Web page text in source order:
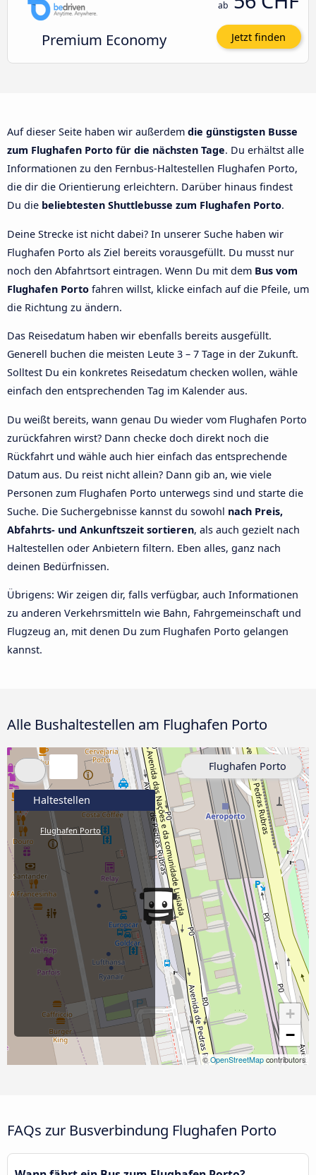
Premium Economy
ab
Jetzt finden
Auf dieser Seite haben wir außerdem die günstigsten Busse
zum Flughafen Porto für die nächsten Tage. Du erhältst alle
Informationen zu den Fernbus-Haltestellen Flughafen Porto,
die dir die Orientierung erleichtern. Darüber hinaus findest
Du die beliebtesten Shuttlebusse zum Flughafen Porto.
Deine Strecke ist nicht dabei? In unserer Suche haben wir
Flughafen Porto als Ziel bereits vorausgefüllt. Du musst nur
noch den Abfahrtsort eintragen. Wenn Du mit dem Bus vom
Flughafen Porto fahren willst, klicke einfach auf die Pfeile, um
die Richtung zu ändern.
Das Reisedatum haben wir ebenfalls bereits ausgefüllt.
Generell buchen die meisten Leute 3 – 7 Tage in der Zukunft.
Solltest Du ein konkretes Reisedatum checken wollen, wähle
einfach den entsprechenden Tag im Kalender aus.
Du weißt bereits, wann genau Du wieder vom Flughafen Porto
zurückfahren wirst? Dann checke doch direkt noch die
Rückfahrt und wähle auch hier einfach das entsprechende
Datum aus. Du reist nicht allein? Dann gib an, wie viele
Personen zum Flughafen Porto unterwegs sind und starte die
Suche. Die Suchergebnisse kannst du sowohl nach Preis,
Abfahrts- und Ankunftszeit sortieren, als auch gezielt nach
Haltestellen oder Anbietern filtern. Eben alles, ganz nach
deinen Bedürfnissen.
Übrigens: Wir zeigen dir, falls verfügbar, auch Informationen
zu anderen Verkehrsmitteln wie Bahn, Fahrgemeinschaft und
Flugzeug an, mit denen Du zum Flughafen Porto gelangen
kannst.
Alle Bushaltestellen am Flughafen Porto
+
−
©OpenStreetMap contributors
Haltestellen
Flughafen Porto
Flughafen Porto
FAQs zur Busverbindung Flughafen Porto